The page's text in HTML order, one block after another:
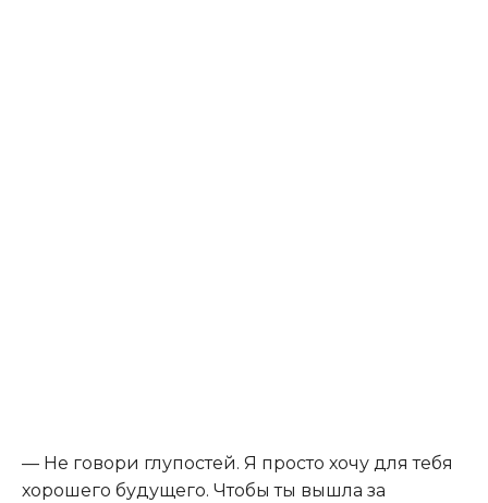
— Не говори глупостей. Я просто хочу для тебя
хорошего будущего. Чтобы ты вышла за